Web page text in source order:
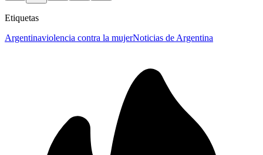
Etiquetas
Argentinaviolencia contra la mujerNoticias de Argentina